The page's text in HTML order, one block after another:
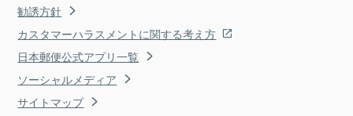
勧誘方針
カスタマーハラスメントに関する考え方
日本郵便公式アプリ一覧
ソーシャルメディア
サイトマップ